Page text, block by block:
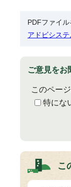
PDFファイ
アドビシステ
ご意見をお
このペー
特にな
こ